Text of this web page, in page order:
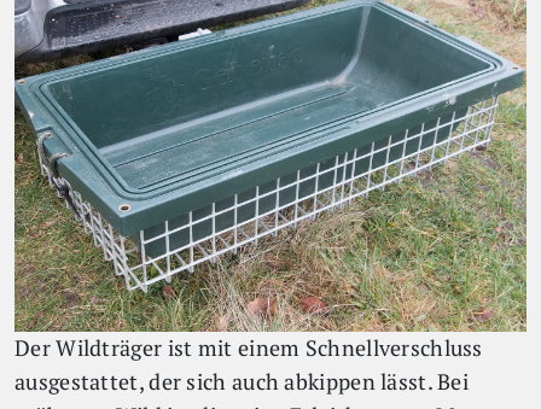
Der Wildträger ist mit einem Schnellverschluss
ausgestattet, der sich auch abkippen lässt. Bei